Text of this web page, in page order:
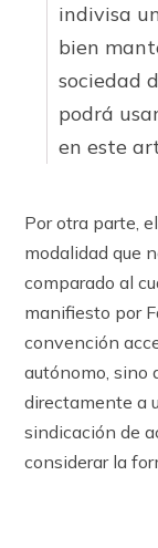
indivisa
bien
sociedad
podrá
en este
Por otra parte,
modalidad que
comparado al
manifiesto por
convención
autónomo, sino
directamente a
sindicación de
considerar la